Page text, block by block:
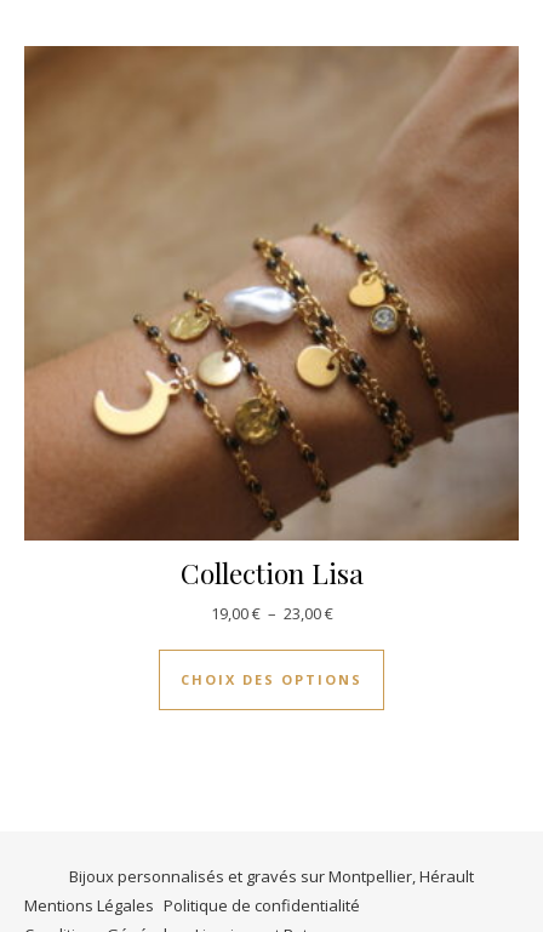
Collection Lisa
19,00€ – 23,00€Plage de prix : 19,00 € à
CHOIX DES OPTIONS
Ce produit a
Bijoux personnalisés et gravés sur Montpellier, Hérault
Mentions Légales Politique de confidentialité